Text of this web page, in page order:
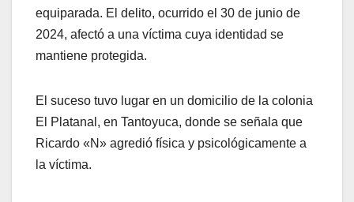
equiparada. El delito, ocurrido el 30 de junio de
2024, afectó a una víctima cuya identidad se
mantiene protegida.
El suceso tuvo lugar en un domicilio de la colonia
El Platanal, en Tantoyuca, donde se señala que
Ricardo «N» agredió física y psicológicamente a
la víctima.